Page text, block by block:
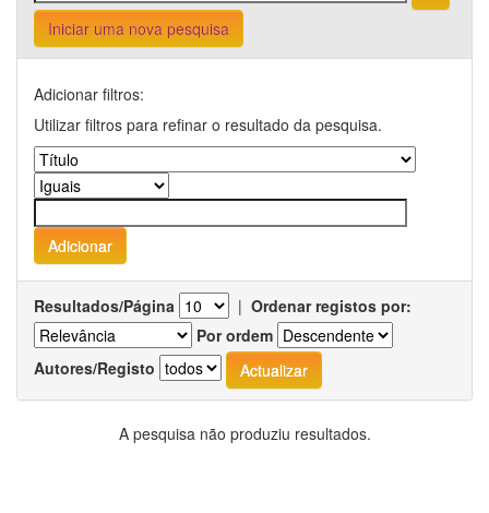
Iniciar uma nova pesquisa
Adicionar filtros:
Utilizar filtros para refinar o resultado da pesquisa.
Resultados/Página | Ordenar registos por:
Por ordem
Autores/Registo
A pesquisa não produziu resultados.